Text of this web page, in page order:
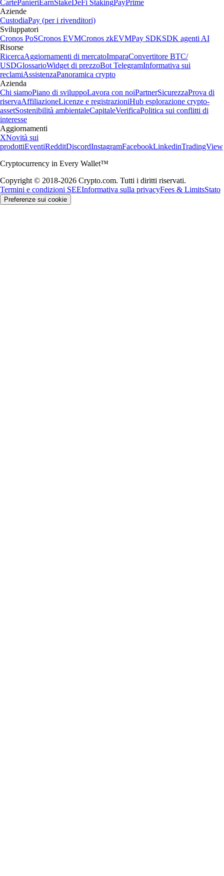
CartePanieri EarnStake DeFi StakingPayPrime
Aziende
CustodiaPay (per i rivenditori)
Sviluppatori
Cronos PoSCronos EVMCronos zkEVMPay SDKSDK agenti AI
Risorse
RicercaAggiornamenti di mercatoImparaConvertitore BTC/
USDGlossarioWidget di prezzoBot TelegramInformativa sui
reclamiAssistenzaPanoramica crypto
Azienda
Chi siamoPiano di sviluppoLavora con noiPartnerSicurezzaProva di
riservaAffiliazioneLicenze e registrazioniHub esplorazione crypto-
assetSostenibilità ambientaleCapitaleVerificaPolitica sui conflitti di
interesse
Aggiornamenti
XNovità sui
prodottiEventiRedditDiscordInstagramFacebookLinkedinTradingView
Cryptocurrency in Every Wallet™
Copyright © 2018-2026 Crypto.com. Tutti i diritti riservati.
Termini e condizioni SEEInformativa sulla privacyFees & LimitsStato
Preferenze sui cookie